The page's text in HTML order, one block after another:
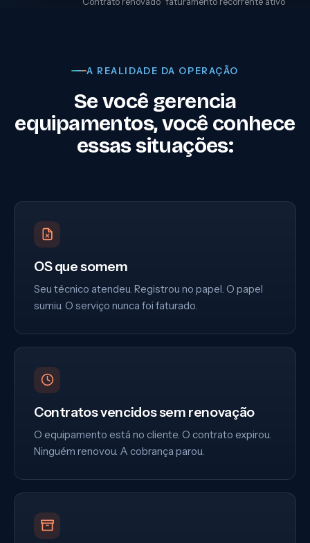
A REALIDADE DA OPERAÇÃO
Se você gerencia
equipamentos, você conhece
essas situações:
OS que somem
Seu técnico atendeu. Registrou no papel. O papel
sumiu. O serviço nunca foi faturado.
Contratos vencidos sem renovação
O equipamento está no cliente. O contrato expirou.
Ninguém renovou. A cobrança parou.